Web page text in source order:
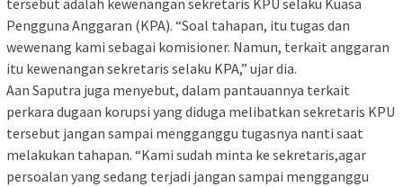
tersebut adalah kewenangan sekretaris KPU selaku Kuasa
Pengguna Anggaran (KPA). “Soal tahapan, itu tugas dan
wewenang kami sebagai komisioner. Namun, terkait anggaran
itu kewenangan sekretaris selaku KPA,” ujar dia.
Aan Saputra juga menyebut, dalam pantauannya terkait
perkara dugaan korupsi yang diduga melibatkan sekretaris KPU
tersebut jangan sampai mengganggu tugasnya nanti saat
melakukan tahapan. “Kami sudah minta ke sekretaris,agar
persoalan yang sedang terjadi jangan sampai mengganggu